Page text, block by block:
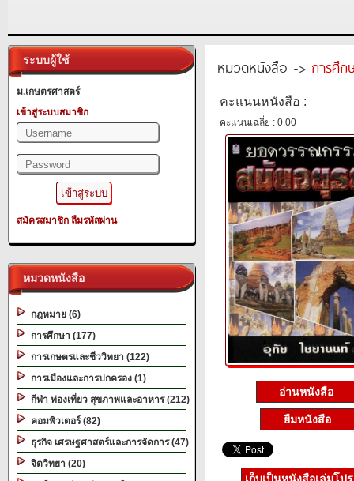
ระบบผู้ใช้
ม.เกษตรศาสตร์
เข้าสู่ระบบสมาชิก
สมัครสมาชิก ลืมรหัสผ่าน
หมวดหนังสือ
กฎหมาย (6)
การศึกษา (177)
การเกษตรและชีววิทยา (122)
การเมืองและการปกครอง (1)
กีฬา ท่องเที่ยว สุขภาพและอาหาร (212)
คอมพิวเตอร์ (82)
ธุรกิจ เศรษฐศาสตร์และการจัดการ (47)
จิตวิทยา (20)
หมวดหนังสือ -> การศึก
คะแนนหนังสือ :
คะแนนเฉลี่ย : 0.00
อ่านหนังสือ
ยืมหนังสือ